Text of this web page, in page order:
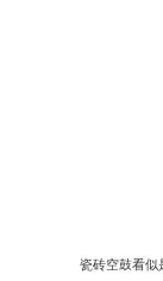
瓷砖空鼓看似